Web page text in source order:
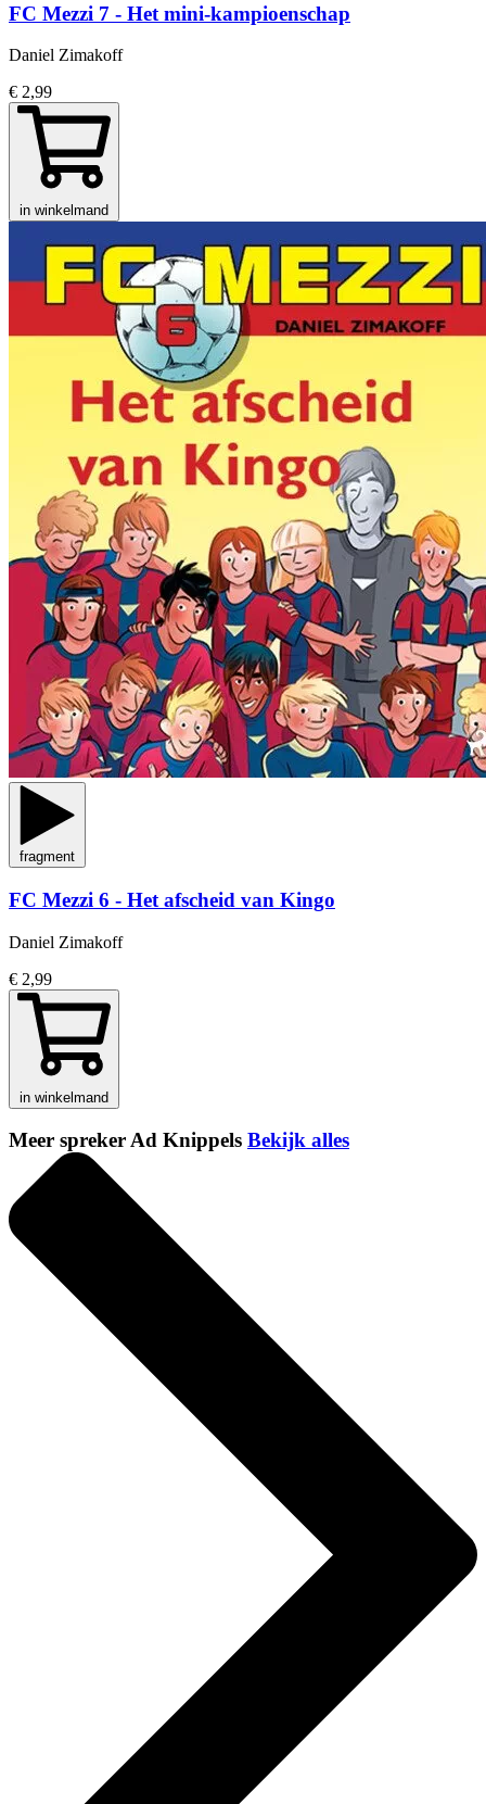
FC Mezzi 7 - Het mini-kampioenschap
Daniel Zimakoff
€ 2,99
in winkelmand
fragment
FC Mezzi 6 - Het afscheid van Kingo
Daniel Zimakoff
€ 2,99
in winkelmand
Meer spreker Ad Knippels Bekijk alles